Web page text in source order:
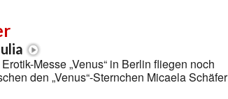
Messe „Venus“ in Berlin fliegen noch
den „Venus“-Sternchen Micaela Schäfer